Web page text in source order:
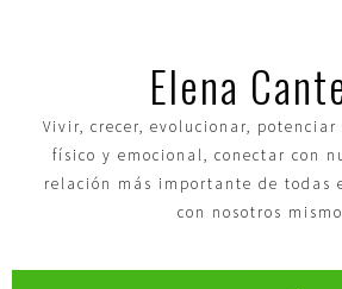
Elena
Vivir, crecer, evolucionar,
físico y emocional, conectar con
relación más importante de todas
con nosotros